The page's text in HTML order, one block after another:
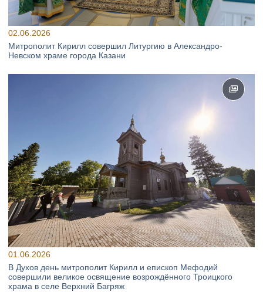
02.06.2026
Митрополит Кирилл совершил Литургию в Александро-
Невском храме города Казани
01.06.2026
В Духов день митрополит Кирилл и епископ Мефодий
совершили великое освящение возрождённого Троицкого
храма в селе Верхний Багряж